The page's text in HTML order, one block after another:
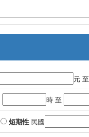
元 至
時 至
短期性 民國